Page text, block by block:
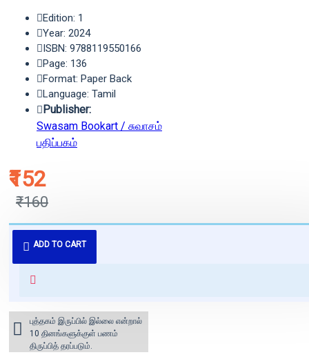
₹152
₹160
Edition: 1
Year: 2024
ISBN: 9788119550166
Page: 136
Format: Paper Back
Language: Tamil
Publisher:
Swasam Bookart / சுவாசம்
பதிப்பகம்
ADD TO CART
புத்தகம் 3 - 7 நாட்களில் அனுப்பி
வைக்கப்படும்.
for orders above ₹1000 within
புத்தகம் இருப்பில் இல்லை என்றால்
10 தினங்களுக்குள் பணம்
திருப்பித் தரப்படும்.